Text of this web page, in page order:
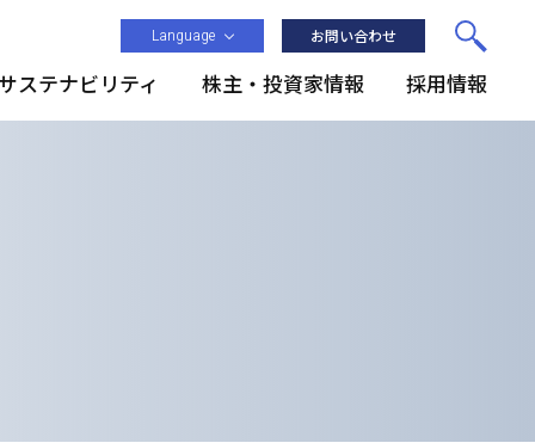
Language お問い合わせ
ステナビリティ 株主・投資家情報 採用情報